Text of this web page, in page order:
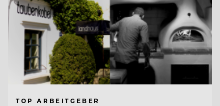
TOP ARBEITGEBER